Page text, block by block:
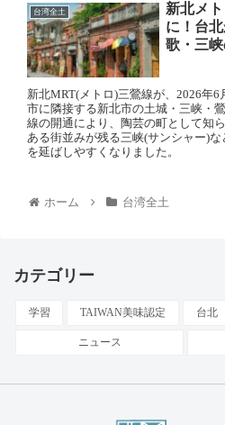
台湾全土
新北メ
に！台
歌・三
新北MRT(メトロ)三鶯線が、2026年
市に隣接する新北市の土城・三峡・
線の開通により、陶芸の町として知
ある街並みが残る三峡(サンシャー)
を延ばしやすくなりました。
ホーム 台湾全土
カテゴリー
学習 TAIWAN美味認定 台北
ニュース